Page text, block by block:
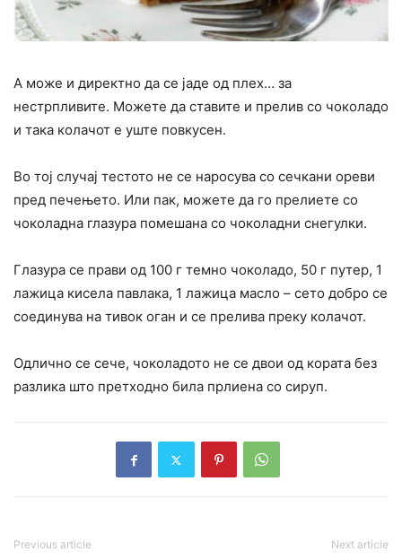
А може и директно да се јаде од плех… за
нестрпливите. Можете да ставите и прелив со чоколадо
и така колачот е уште повкусен.
Во тој случај тестото не се наросува со сечкани ореви
пред печењето. Или пак, можете да го прелиете со
чоколадна глазура помешана со чоколадни снегулки.
Глазура се прави од 100 г темно чоколадо, 50 г путер, 1
лажица кисела павлака, 1 лажица масло – сето добро се
соединува на тивок оган и се прелива преку колачот.
Одлично се сече, чоколадото не се двои од кората без
разлика што претходно била прлиена со сируп.
Previous article Next article